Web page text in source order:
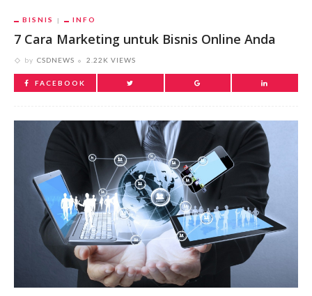
BISNIS INFO
7 Cara Marketing untuk Bisnis Online Anda
by CSDNEWS 2.22K VIEWS
FACEBOOK